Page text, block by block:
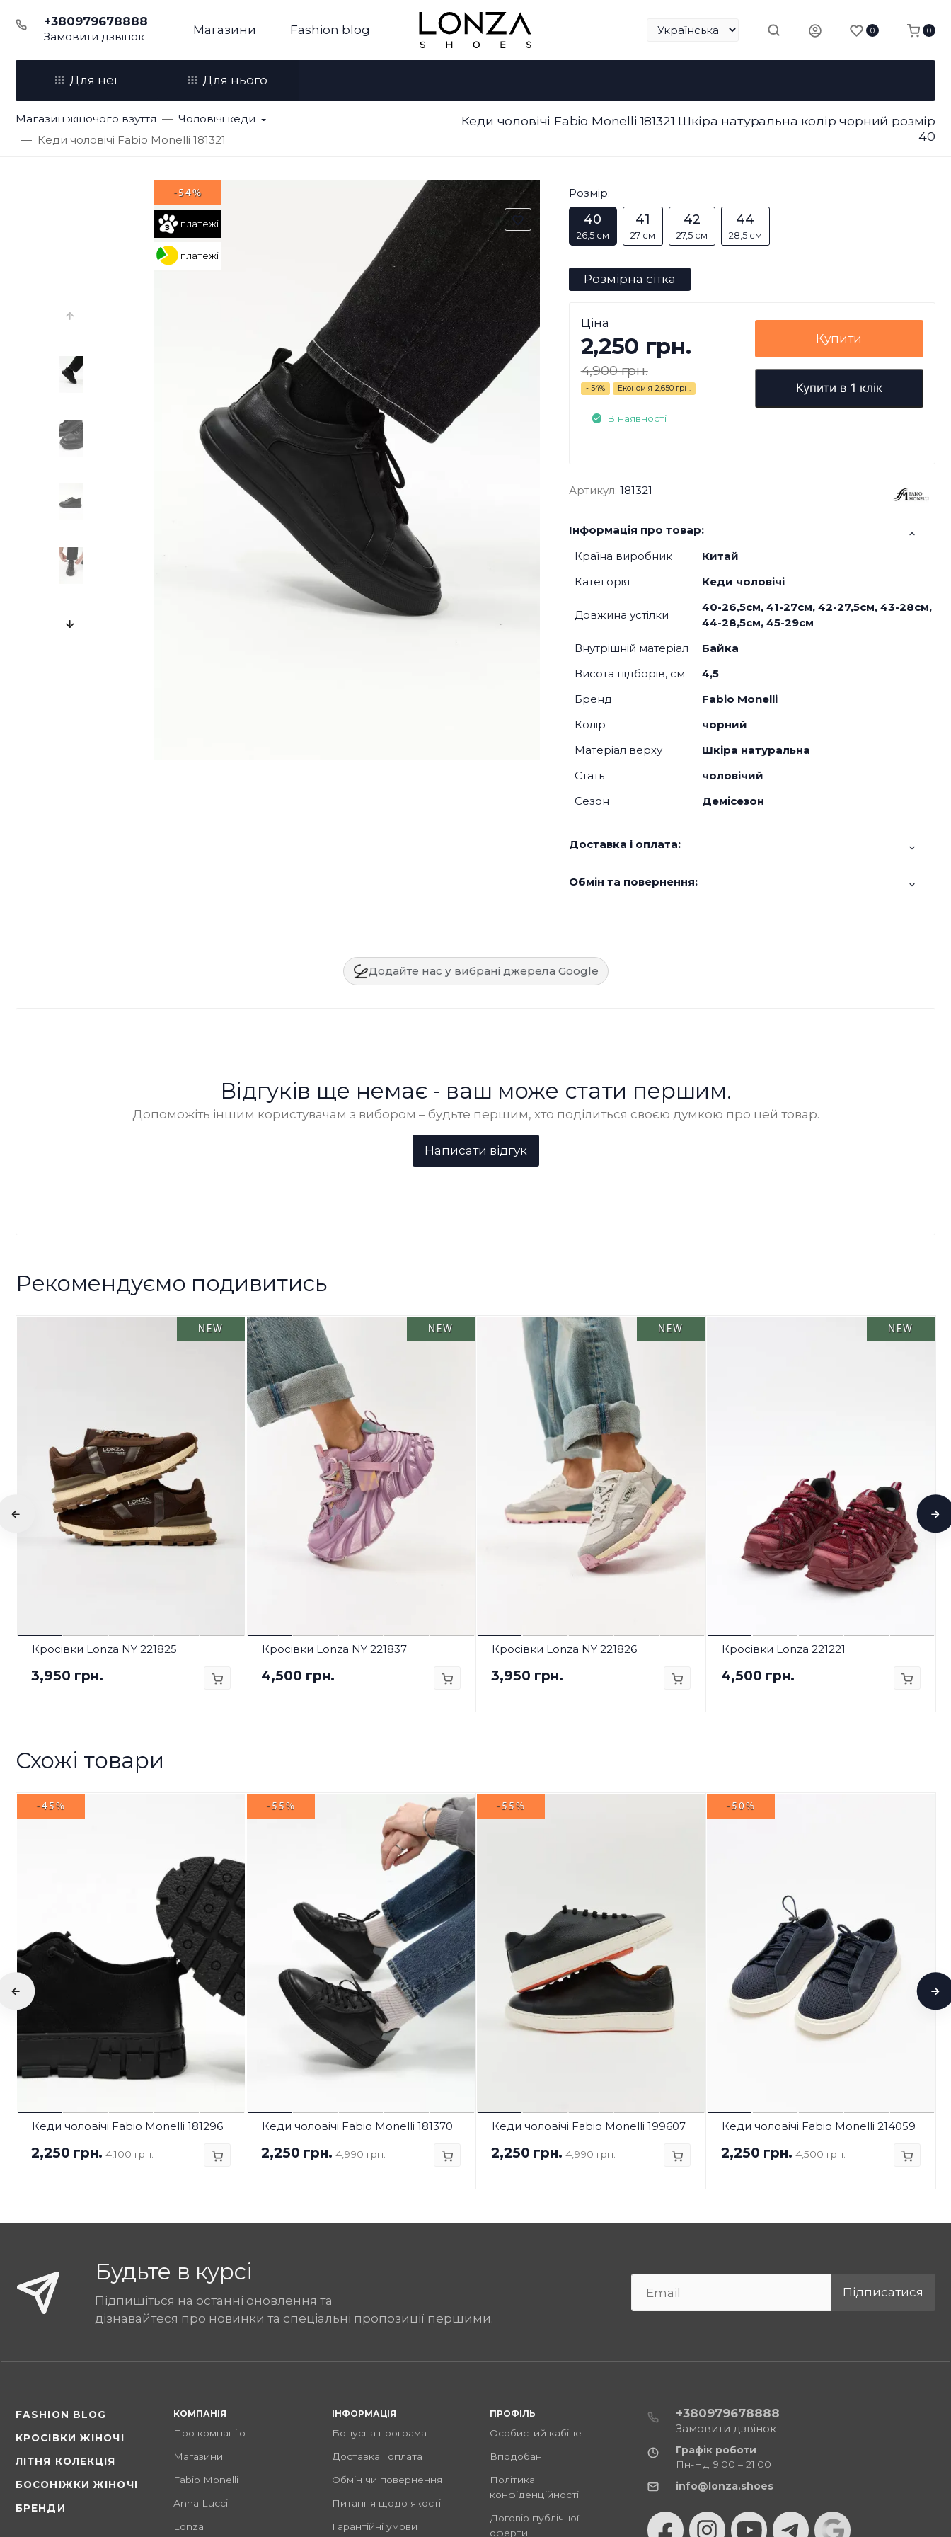
+380979678888
Замовити дзвінок Магазини Fashion blog 0 0
Для неї Для нього
Магазин жіночого взуття
Чоловічі кеди
Кеди чоловічі Fabio Monelli 181321
Кеди чоловічі Fabio Monelli 181321 Шкіра натуральна колір чорний розмір
40
платежі
платежі
-54% Розмір:
40
26,5 см
41
27 см
42
27,5 см
44
28,5 см
Розмірна сітка
Ціна
2,250 грн.
4,900 грн.
- 54% Економія 2,650 грн.
В наявності
Купити
Купити в 1 клік
Артикул: 181321
Інформація про товар:
Країна виробник
Китай
Категорія
Кеди чоловічі
Довжина устілки
40-26,5см, 41-27см, 42-27,5см, 43-28см,
44-28,5см, 45-29см
Внутрішній матеріал
Байка
Висота підборів, см
4,5
Бренд
Fabio Monelli
Колір
чорний
Матеріал верху
Шкіра натуральна
Стать
чоловічий
Сезон
Демісезон
Доставка і оплата:
Обмін та повернення:
Додайте нас у вибрані джерела Google
Відгуків ще немає - ваш може стати першим.
Допоможіть іншим користувачам з вибором – будьте першим, хто поділиться своєю думкою про цей товар.
Рекомендуємо подивитись
NEW
Кросівки Lonza NY 221825
3,950 грн.
NEW
Кросівки Lonza NY 221837
4,500 грн.
NEW
Кросівки Lonza NY 221826
3,950 грн.
NEW
Кросівки Lonza 221221
4,500 грн.
Схожі товари
-45%
Кеди чоловічі Fabio Monelli 181296
2,250 грн. 4,100 грн.
-55%
Кеди чоловічі Fabio Monelli 181370
2,250 грн. 4,990 грн.
-55%
Кеди чоловічі Fabio Monelli 199607
2,250 грн. 4,990 грн.
-50%
Кеди чоловічі Fabio Monelli 214059
2,250 грн. 4,500 грн.
Будьте в курсі
Підпишіться на останні оновлення та
дізнавайтеся про новинки та спеціальні пропозиції першими.
Підписатися
FASHION BLOG
КРОСІВКИ ЖІНОЧІ
ЛІТНЯ КОЛЕКЦІЯ
БОСОНІЖКИ ЖІНОЧІ
БРЕНДИ
КОМПАНІЯ
Про компанію
Магазини
Fabio Monelli
Anna Lucci
Lonza
ІНФОРМАЦІЯ
Бонусна програма
Доставка і оплата
Обмін чи повернення
Питання щодо якості
Гарантійні умови
ПРОФІЛЬ
Особистий кабінет
Вподобані
Політика
конфіденційності
Договір публічної
оферти
+380979678888
Замовити дзвінок
Графік роботи
Пн-Нд 9:00 – 21:00
info@lonza.shoes